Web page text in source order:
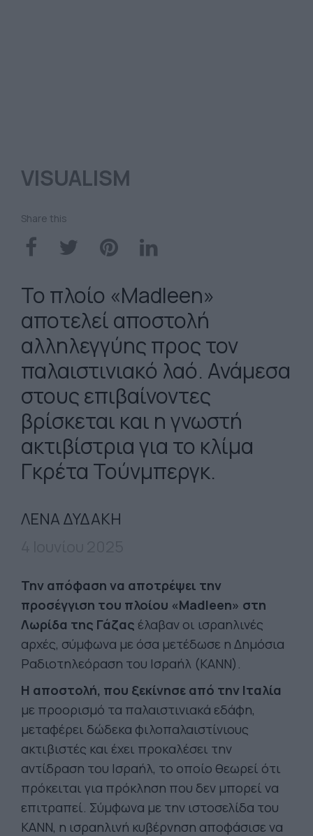
VISUALISM
Share this
Το πλοίο «Madleen»
αποτελεί αποστολή
αλληλεγγύης προς τον
παλαιστινιακό λαό. Ανάμεσα
στους επιβαίνοντες
βρίσκεται και η γνωστή
ακτιβίστρια για το κλίμα
Γκρέτα Τούνμπεργκ.
ΛΕΝΑ ΔΥΔΑΚΗ
Την απόφαση να αποτρέψει την
προσέγγιση του πλοίου «Madleen» στη
Λωρίδα της Γάζας έλαβαν οι ισραηλινές
αρχές, σύμφωνα με όσα μετέδωσε η Δημόσια
Ραδιοτηλεόραση του Ισραήλ (KANN).
Η αποστολή, που ξεκίνησε από την Ιταλία
με προορισμό τα παλαιστινιακά εδάφη,
μεταφέρει δώδεκα φιλοπαλαιστίνιους
ακτιβιστές και έχει προκαλέσει την
αντίδραση του Ισραήλ, το οποίο θεωρεί ότι
πρόκειται για πρόκληση που δεν μπορεί να
επιτραπεί. Σύμφωνα με την ιστοσελίδα του
KANN, η ισραηλινή κυβέρνηση αποφάσισε να